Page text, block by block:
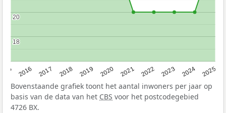
2016 2017 2018 2019 2020 2021 2022 2023 2024 2025
18
18
20
20
Bovenstaande grafiek toont het aantal inwoners per jaar op
basis van de data van het CBS voor het postcodegebied
4726 BX.